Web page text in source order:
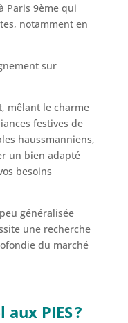
Paris 9ème qui
notamment en
sur
mêlant le charme
festives de
haussmanniens,
un bien adapté
besoins
généralisée
une recherche
du marché
PIES ?